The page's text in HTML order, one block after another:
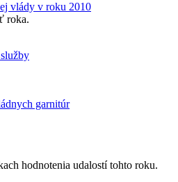
vlády v roku 2010
roka.
garnitúr
hodnotenia udalostí tohto roku.